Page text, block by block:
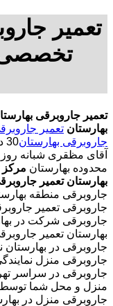
تعمیر
تخصصی
تعمیر جاروبرقی
بهارستان تعمیر
جاروبرقی بهارستان
آقای مظقری شبانه
محدوده بهارستان
بهارستان تعمیر
جاروبرقی منطقه
جاروبرقی تعمیر
جاروبرقی شرکت در
بهارستان تعمیر
جاروبرقی در بهارستان
جاروبرقی منزل
جاروبرقی در سراسر
منزل و محل شما توسط
جاروبرقی منزل در